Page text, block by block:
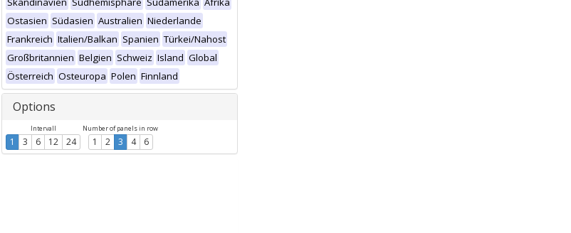
Ostasien Südasien Australien Niederlande
Frankreich Italien/Balkan Spanien Türkei/Nahost
Großbritannien Belgien Schweiz Island Global
Österreich Osteuropa Polen Finnland
Options
Intervall
1 3 6 12 24
Number of panels in row
1 2 3 4 6